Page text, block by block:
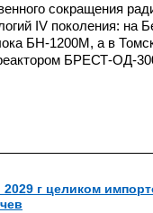
сокращения
IV поколения: на
БН-1200М, а в
БРЕСТ-ОД-
г целиком